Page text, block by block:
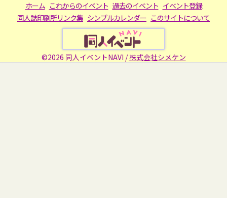
ホーム これからのイベント 過去のイベント イベント登録
同人誌印刷所リンク集 シンプルカレンダー このサイトについて
©2026 同人イベントNAVI /株式会社シメケン